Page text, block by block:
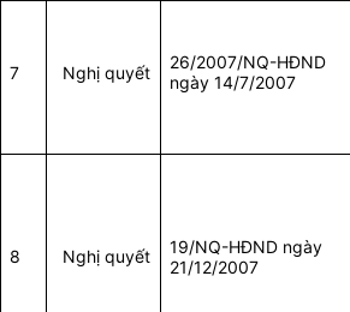
7 Nghị quyết
26/2007/NQ-HĐND
ngày 14/7/2007
8 Nghị quyết
19/NQ-HĐND ngày
21/12/2007